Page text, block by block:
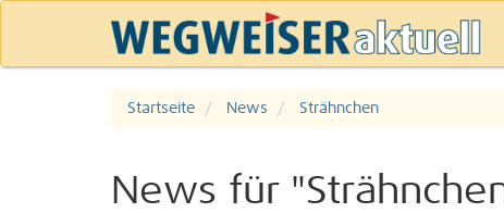
Startseite News Strähnchen
News für